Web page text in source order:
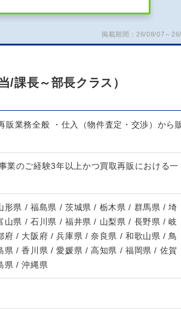
掲載期間：26/08/07～
/課長～部長クラス）
販業務全般 ・仕入（物件査定・交渉）から
業のご経験3年以上かつ買取再販における一
県 / 福島県 / 茨城県 / 栃木県 / 群馬県 / 埼
県 / 石川県 / 福井県 / 山梨県 / 長野県 / 岐
/ 大阪府 / 兵庫県 / 奈良県 / 和歌山県 / 鳥
/ 香川県 / 愛媛県 / 高知県 / 福岡県 / 佐賀
県 / 沖縄県